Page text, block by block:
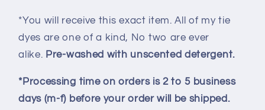
*You will receive this exact item. All of my tie
dyes are one of a kind, No two are ever
alike. Pre-washed with unscented detergent.
*Processing time on orders is 2 to 5 business
days (m-f) before your order will be shipped.